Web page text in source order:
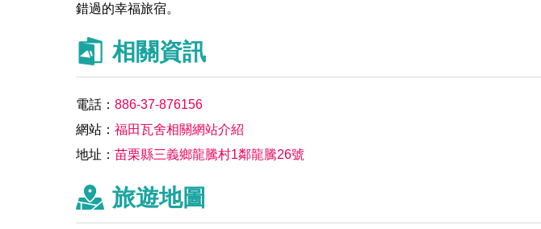
錯過的幸福旅宿。
相關資訊
電話：886-37-876156
網站：福田瓦舍相關網站介紹
地址：苗栗縣三義鄉龍騰村1鄰龍騰26號
旅遊地圖